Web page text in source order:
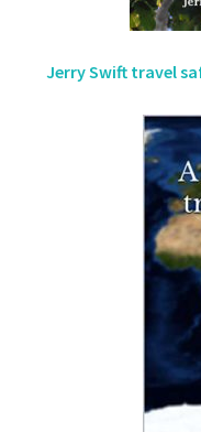
Jerry Swift travel